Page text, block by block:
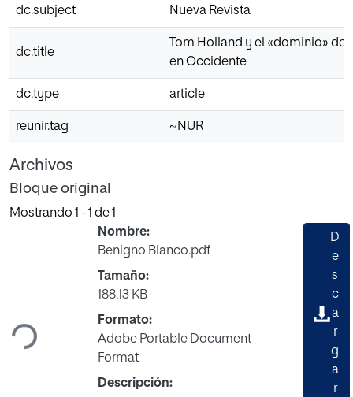
dc.subject Nueva Revista
dc.title
Tom Holland y el «dominio»
en Occidente
dc.type article
reunir.tag ~NUR
Archivos
Bloque original
Mostrando 1 - 1 de 1
Cargando...
Nombre:
Benigno Blanco.pdf
Tamaño:
188.13 KB
Formato:
Adobe Portable Document
Format
Descripción:
D
e
s
c
a
r
g
a
r